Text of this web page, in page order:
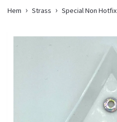
Hem Strass Special Non Hotfix